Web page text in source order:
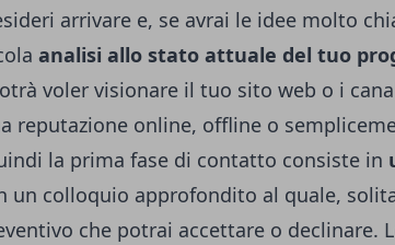
arrivare e, se avrai le idee molto
analisi allo stato attuale del tuo
voler visionare il tuo sito web o i
reputazione online, offline o
la prima fase di contatto consiste in
un colloquio approfondito al quale,
che potrai accettare o declinare.